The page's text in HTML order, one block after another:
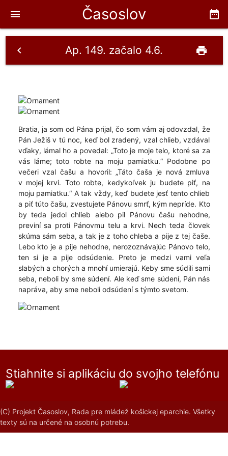
Časoslov date_range
menu
Ap. 149. začalo 4.6.
chevron_left print
Bratia, ja som od Pána prijal, čo som vám aj odovzdal, že
Pán Ježiš v tú noc, keď bol zradený, vzal chlieb, vzdával
vďaky, lámal ho a povedal: „Toto je moje telo, ktoré sa za
vás láme; toto robte na moju pamiatku.“ Podobne po
večeri vzal čašu a hovoril: „Táto čaša je nová zmluva
v mojej krvi. Toto robte, kedykoľvek ju budete piť, na
moju pamiatku.“ A tak vždy, keď budete jesť tento chlieb
a piť túto čašu, zvestujete Pánovu smrť, kým nepríde. Kto
by teda jedol chlieb alebo pil Pánovu čašu nehodne,
previní sa proti Pánovmu telu a krvi. Nech teda človek
skúma sám seba, a tak je z toho chleba a pije z tej čaše.
Lebo kto je a pije nehodne, nerozoznávajúc Pánovo telo,
ten si je a pije odsúdenie. Preto je medzi vami veľa
slabých a chorých a mnohí umierajú. Keby sme súdili sami
seba, neboli by sme súdení. Ale keď sme súdení, Pán nás
napráva, aby sme neboli odsúdení s týmto svetom.
Stiahnite si aplikáciu do svojho telefónu
(C) Projekt Časoslov, Rada pre mládež košickej eparchie. Všetky
texty sú na určené na osobnú potrebu.